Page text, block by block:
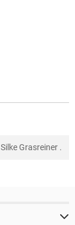
Silke Grasreiner .